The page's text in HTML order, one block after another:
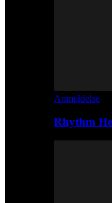
Anmeldelse
Rhythm